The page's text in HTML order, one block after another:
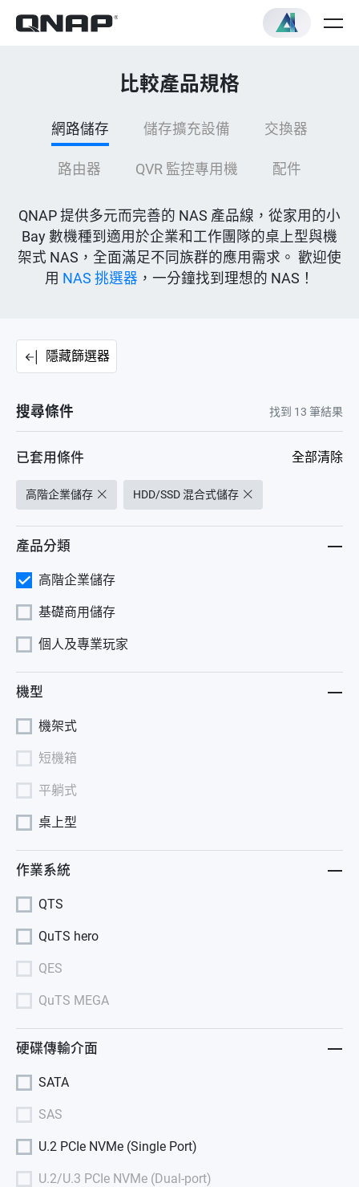
比較產品規格
網路儲存 儲存擴充設備 交換器
路由器 QVR 監控專用機 配件
QNAP 提供多元而完善的 NAS 產品線，從家用的小
Bay 數機種到適用於企業和工作團隊的桌上型與機
架式 NAS，全面滿足不同族群的應用需求。 歡迎使
用 NAS 挑選器 ，一分鐘找到理想的 NAS！
隱藏篩選器
搜尋條件 找到 13 筆結果
已套用條件 全部清除
高階企業儲存 HDD/SSD 混合式儲存
產品分類
高階企業儲存
基礎商用儲存
個人及專業玩家
機型
機架式
短機箱
平躺式
桌上型
作業系統
QTS
QuTS hero
QES
QuTS MEGA
硬碟傳輸介面
SATA
SAS
U.2 PCIe NVMe (Single Port)
U.2/U.3 PCIe NVMe (Dual-port)